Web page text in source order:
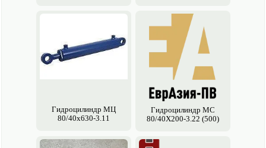
Гидроцилиндр МЦ
80/40х630-3.11
Гидроцилиндр МС
80/40Х200-3.22 (500)